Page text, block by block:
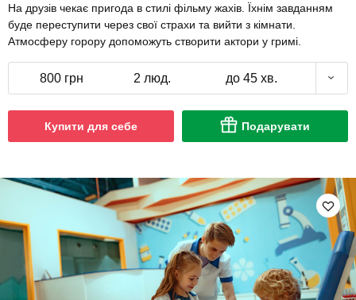
На друзів чекає пригода в стилі фільму жахів. Їхнім завданням
буде переступити через свої страхи та вийти з кімнати.
Атмосферу горору допоможуть створити актори у гримі.
800 грн 2 люд. до 45 хв.
Купити для себе Подарувати